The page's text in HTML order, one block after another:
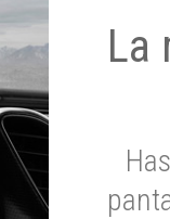
La